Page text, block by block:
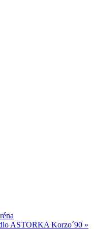
ASTORKA Korzo´90 »